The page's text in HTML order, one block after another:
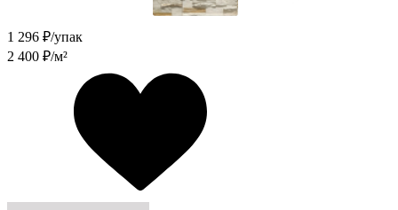
1 296 ₽/упак
2 400 ₽/м²